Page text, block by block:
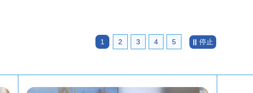
1 2 3 4 5 停止